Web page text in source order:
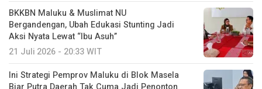
BKKBN Maluku & Muslimat NU
Bergandengan, Ubah Edukasi Stunting Jadi
Aksi Nyata Lewat “Ibu Asuh”
21 Juli 2026 - 20:33 WIT
Ini Strategi Pemprov Maluku di Blok Masela